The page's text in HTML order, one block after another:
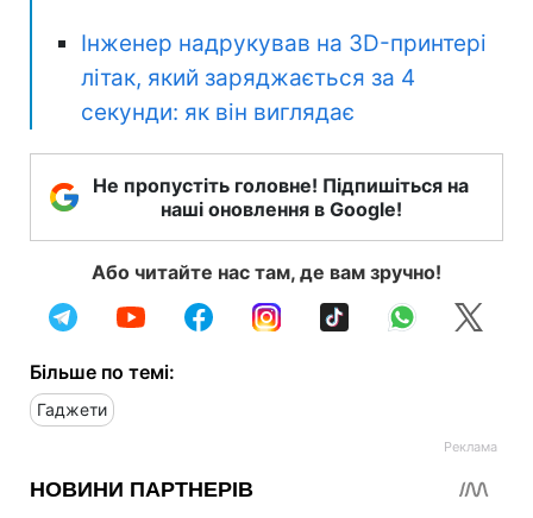
Інженер надрукував на 3D-принтері
літак, який заряджається за 4
секунди: як він виглядає
Не пропустіть головне! Підпишіться на
наші оновлення в Google!
Або читайте нас там, де вам зручно!
Більше по темі:
Гаджети